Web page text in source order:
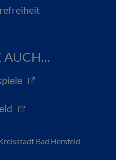
AUCH...
Bad Hersfeld